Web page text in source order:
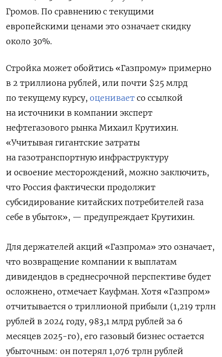
Громов. По сравнению с текущими
европейскими ценами это означает скидку
около 30%.
Стройка может обойтись «Газпрому» примерно
в 2 триллиона рублей, или почти $25 млрд
по текущему курсу, оценивает со ссылкой
на источники в компании эксперт
нефтегазового рынка Михаил Крутихин.
«Учитывая гигантские затраты
на газотранспортную инфраструктуру
и освоение месторождений, можно заключить,
что Россия фактически продолжит
субсидирование китайских потребителей газа
себе в убыток», — предупреждает Крутихин.
Для держателей акций «Газпрома» это означает,
что возвращение компании к выплатам
дивидендов в среднесрочной перспективе будет
осложнено, отмечает Кауфман. Хотя «Газпром»
отчитывается о триллионой прибыли (1,219 трлн
рублей в 2024 году, 983,1 млрд рублей за 6
месяцев 2025-го), его газовый бизнес остается
убыточным: он потерял 1,076 трлн рублей